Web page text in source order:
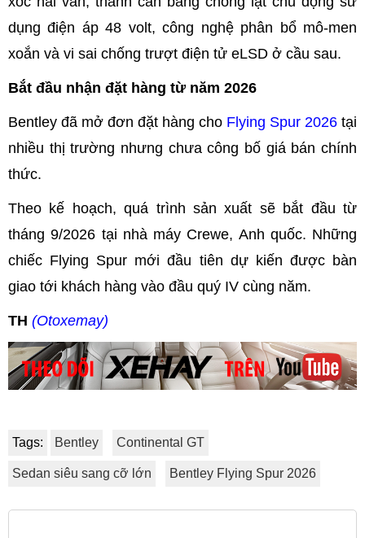
dụng điện áp 48 volt, công nghệ phân bổ mô-men
xoắn và vi sai chống trượt điện tử eLSD ở cầu sau.
Bắt đầu nhận đặt hàng từ năm 2026
Bentley đã mở đơn đặt hàng cho Flying Spur 2026 tại
nhiều thị trường nhưng chưa công bố giá bán chính
thức.
Theo kế hoạch, quá trình sản xuất sẽ bắt đầu từ
tháng 9/2026 tại nhà máy Crewe, Anh quốc. Những
chiếc Flying Spur mới đầu tiên dự kiến được bàn
giao tới khách hàng vào đầu quý IV cùng năm.
TH (Otoxemay)
Tags: Bentley Continental GT
Sedan siêu sang cỡ lớn Bentley Flying Spur 2026